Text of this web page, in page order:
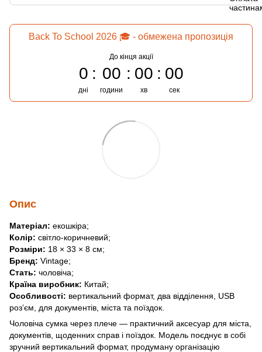
Back To School 2026 🎓 - обмежена пропозиція
До кінця акції
0
дні
00
години
00
хв
00
сек
Опис
Матеріал: екошкіра;
Колір: світло-коричневий;
Розміри: 18 × 33 × 8 см;
Бренд: Vintage;
Стать: чоловіча;
Країна виробник: Китай;
Особливості: вертикальний формат, два відділення, USB
розʼєм, для документів, міста та поїздок.
Чоловіча сумка через плече — практичний аксесуар для міста,
документів, щоденних справ і поїздок. Модель поєднує в собі
зручний вертикальний формат, продуману організацію